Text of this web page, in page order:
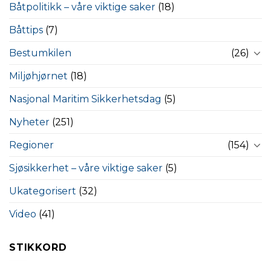
Båtpolitikk – våre viktige saker (18)
Båttips (7)
Bestumkilen
(26)
Miljøhjørnet (18)
Nasjonal Maritim Sikkerhetsdag (5)
Nyheter (251)
Regioner
(154)
Sjøsikkerhet – våre viktige saker (5)
Ukategorisert (32)
Video (41)
STIKKORD